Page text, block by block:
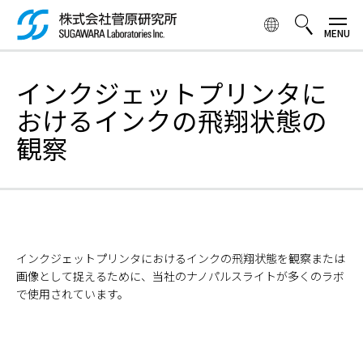
メ
イ
テ
ン
ツ
動
インクジェットプリンタに
おけるインクの飛翔状態の
観察
インクジェットプリンタにおけるインクの飛翔状態を観察または
画像として捉えるために、当社のナノパルスライトが多くのラボ
で使用されています。